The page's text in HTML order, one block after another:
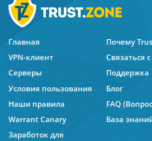
Главная
Почему
VPN-клиент
Связаться
Серверы
Поддержка
Условия пользования
Блог
Наши правила
FAQ
Warrant Canary
База
Заработок для